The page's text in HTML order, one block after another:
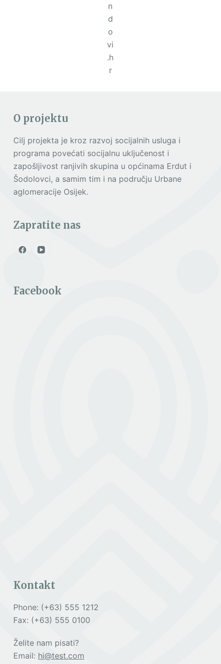
n
d
o
vi
.h
r
O projektu
Cilj projekta je kroz razvoj socijalnih usluga i
programa povećati socijalnu uključenost i
zapošljivost ranjivih skupina u općinama Erdut i
Šodolovci, a samim tim i na području Urbane
aglomeracije Osijek.
Zapratite nas
Facebook
Kontakt
Phone: (+63) 555 1212
Fax: (+63) 555 0100
Želite nam pisati?
Email: hi@test.com